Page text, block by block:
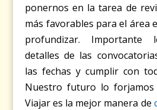
ponernos en la tarea de
más favorables para el área
profundizar.
detalles de las
las fechas y cumplir con
Nuestro futuro lo forjamos
Viajar es la mejor manera de